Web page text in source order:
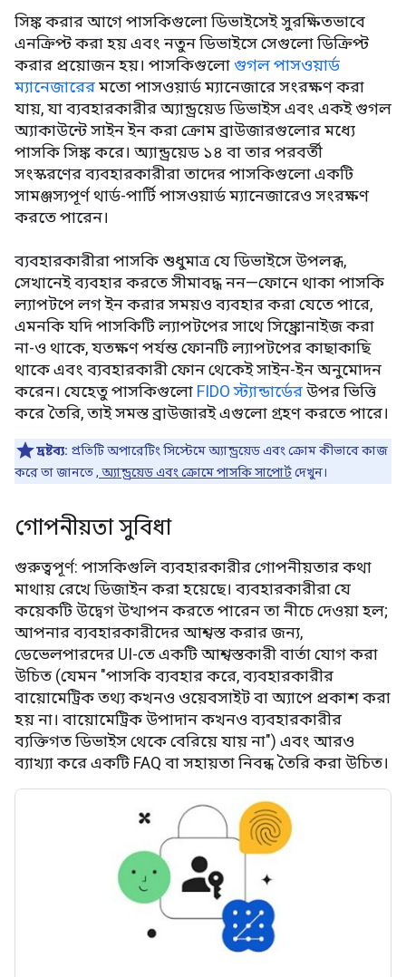
সিঙ্ক করার আগে পাসকিগুলো ডিভাইসেই সুরক্ষিতভাবে
এনক্রিপ্ট করা হয় এবং নতুন ডিভাইসে সেগুলো ডিক্রিপ্ট
করার প্রয়োজন হয়। পাসকিগুলোগুগল পাসওয়ার্ড
ম্যানেজারেরমতো পাসওয়ার্ড ম্যানেজারে সংরক্ষণ করা
যায়, যা ব্যবহারকারীর অ্যান্ড্রয়েড ডিভাইস এবং একই গুগল
অ্যাকাউন্টে সাইন ইন করা ক্রোম ব্রাউজারগুলোর মধ্যে
পাসকি সিঙ্ক করে। অ্যান্ড্রয়েড ১৪ বা তার পরবর্তী
সংস্করণের ব্যবহারকারীরা তাদের পাসকিগুলো একটি
সামঞ্জস্যপূর্ণ থার্ড-পার্টি পাসওয়ার্ড ম্যানেজারেও সংরক্ষণ
করতে পারেন।
ব্যবহারকারীরা পাসকি শুধুমাত্র যে ডিভাইসে উপলব্ধ,
সেখানেই ব্যবহার করতে সীমাবদ্ধ নন—ফোনে থাকা পাসকি
ল্যাপটপে লগ ইন করার সময়ও ব্যবহার করা যেতে পারে,
এমনকি যদি পাসকিটি ল্যাপটপের সাথে সিঙ্ক্রোনাইজ করা
না-ও থাকে, যতক্ষণ পর্যন্ত ফোনটি ল্যাপটপের কাছাকাছি
থাকে এবং ব্যবহারকারী ফোন থেকেই সাইন-ইন অনুমোদন
করেন। যেহেতু পাসকিগুলো FIDO স্ট্যান্ডার্ডেরউপর ভিত্তি
করে তৈরি, তাই সমস্ত ব্রাউজারই এগুলো গ্রহণ করতে পারে।
দ্রষ্টব্য: প্রতিটি অপারেটিং সিস্টেমে অ্যান্ড্রয়েড এবং ক্রোম কীভাবে কাজ
করে তা জানতে, অ্যান্ড্রয়েড এবং ক্রোমে পাসকি সাপোর্টদেখুন।
গোপনীয়তা সুবিধা
গুরুত্বপূর্ণ: পাসকিগুলি ব্যবহারকারীর গোপনীয়তার কথা
মাথায় রেখে ডিজাইন করা হয়েছে। ব্যবহারকারীরা যে
কয়েকটি উদ্বেগ উত্থাপন করতে পারেন তা নীচে দেওয়া হল;
আপনার ব্যবহারকারীদের আশ্বস্ত করার জন্য,
ডেভেলপারদের UI-তে একটি আশ্বস্তকারী বার্তা যোগ করা
উচিত (যেমন "পাসকি ব্যবহার করে, ব্যবহারকারীর
বায়োমেট্রিক তথ্য কখনও ওয়েবসাইট বা অ্যাপে প্রকাশ করা
হয় না। বায়োমেট্রিক উপাদান কখনও ব্যবহারকারীর
ব্যক্তিগত ডিভাইস থেকে বেরিয়ে যায় না") এবং আরও
ব্যাখ্যা করে একটি FAQ বা সহায়তা নিবন্ধ তৈরি করা উচিত।